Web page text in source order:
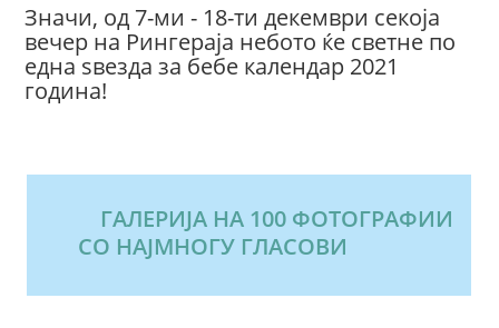
Значи, од 7-ми - 18-ти декември секоја
вечер на Рингераја небото ќе светне по
една ѕвезда за бебе календар 2021
година!
ГАЛЕРИЈА НА 100 ФОТОГРАФИИ
СО НАЈМНОГУ ГЛАСОВИ